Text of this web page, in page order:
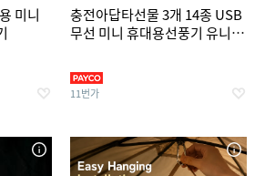
미니
충전아답타선물 3개 14종 USB
무선 미니 휴대용선풍기 유니영
풍기 터보제트팬 목걸이선풍 여
름 단체선물 기프트 판촉물 인쇄
11번가